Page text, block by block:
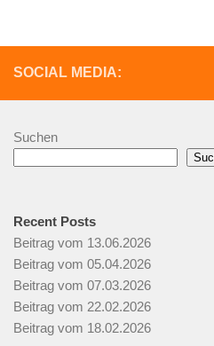
SOCIAL MEDIA:
Suchen
Recent Posts
Beitrag vom 13.06.2026
Beitrag vom 05.04.2026
Beitrag vom 07.03.2026
Beitrag vom 22.02.2026
Beitrag vom 18.02.2026